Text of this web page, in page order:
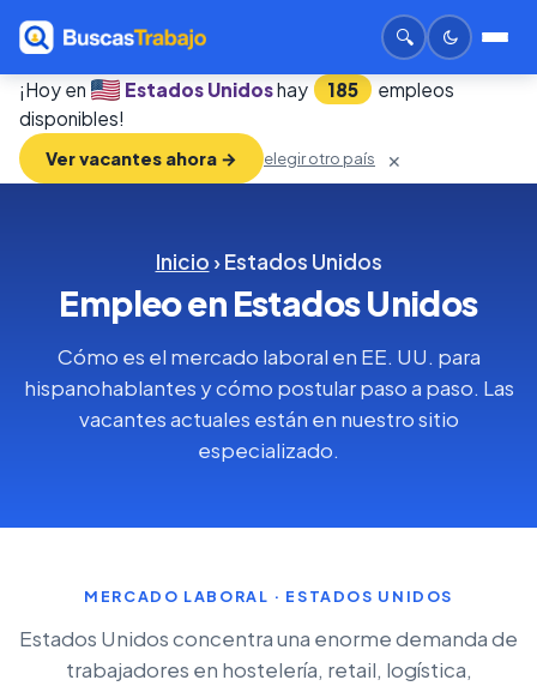
🔍
¡Hoy en Estados Unidoshay 185
empleos
disponibles!
Ver vacantes ahora → elegir otro país ✕
Inicio › Estados Unidos
Empleo en Estados Unidos
Cómo es el mercado laboral en EE. UU. para
hispanohablantes y cómo postular paso a paso. Las
vacantes actuales están en nuestro sitio
especializado.
MERCADO LABORAL · ESTADOS UNIDOS
Estados Unidos concentra una enorme demanda de
trabajadores en hostelería, retail, logística,